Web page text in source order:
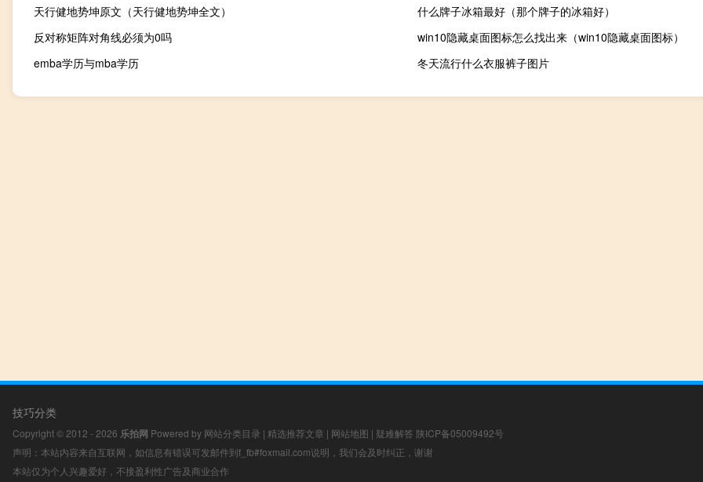
天行健地势坤原文（天行健地势坤全文）
什么牌子冰箱最好（那个牌子的冰箱好）
反对称矩阵对角线必须为0吗
win10隐藏桌面图标怎么找出来（win10隐藏桌面图标）
emba学历与mba学历
冬天流行什么衣服裤子图片
技巧分类
Copyright © 2012 - 2026 乐拍网 Powered by 网站分类目录 | 精选推荐文章 | 网站地图 | 疑难解答 陕ICP备05009492号
声明：本站内容来自互联网，如信息有错误可发邮件到f_fb#foxmail.com说明，我们会及时纠正，谢谢
本站仅为个人兴趣爱好，不接盈利性广告及商业合作